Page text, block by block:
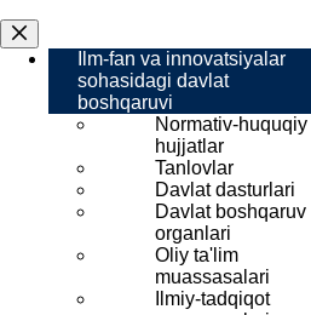
Ilm-fan va innovatsiyalar
sohasidagi davlat
boshqaruvi
Normativ-huquqiy
hujjatlar
Tanlovlar
Davlat dasturlari
Davlat boshqaruv
organlari
Oliy ta'lim
muassasalari
Ilmiy-tadqiqot